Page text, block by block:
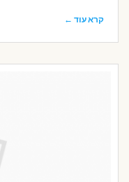
קרא עוד ←